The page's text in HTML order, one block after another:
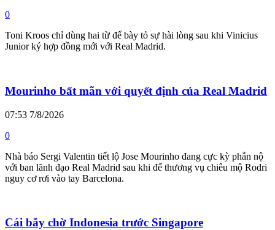
0
Toni Kroos chỉ dùng hai từ để bày tỏ sự hài lòng sau khi Vinicius
Junior ký hợp đồng mới với Real Madrid.
Mourinho bất mãn với quyết định của Real Madrid
07:53 7/8/2026
0
Nhà báo Sergi Valentin tiết lộ Jose Mourinho đang cực kỳ phẫn nộ
với ban lãnh đạo Real Madrid sau khi để thương vụ chiêu mộ Rodri
nguy cơ rơi vào tay Barcelona.
Cái bẫy chờ Indonesia trước Singapore